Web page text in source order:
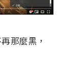
那麼黑，